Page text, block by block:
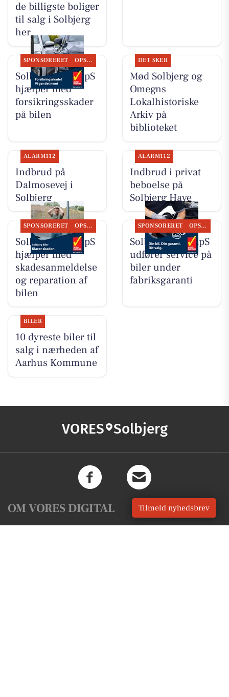
de billigste boliger
til salg i Solbjerg
her
SPONSORERET OPSLAGSTAVLEN
Solbjerg Biler ApS
hjælper med
forsikringsskader
på bilen
DET SKER
Mød Solbjerg og
Omegns
Lokalhistoriske
Arkiv på
biblioteket
ALARM112
Indbrud på
Dalmosevej i
Solbjerg
ALARM112
Indbrud i privat
beboelse på
Solbjerg Have
SPONSORERET OPSLAGSTAVLEN
Solbjerg Biler ApS
hjælper med
skadesanmeldelse
og reparation af
bilen
SPONSORERET OPSLAGSTAVLEN
Solbjerg Biler ApS
udfører service på
biler under
fabriksgaranti
BILER
10 dyreste biler til
salg i nærheden af
Aarhus Kommune
VORES Solbjerg
OM VORES DIGITAL Tilmeld nyhedsbrev